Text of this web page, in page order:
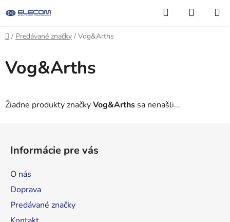
na
obsah
Hľadať
KOŠÍK
Domov
/ Predávané značky / Vog&Arths
Vog&Arths
Žiadne produkty značkyVog&Arths sa nenašli...
Informácie pre vás
O nás
Doprava
Predávané značky